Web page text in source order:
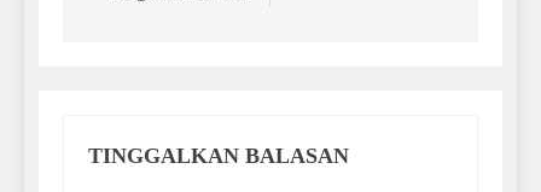
TINGGALKAN BALASAN